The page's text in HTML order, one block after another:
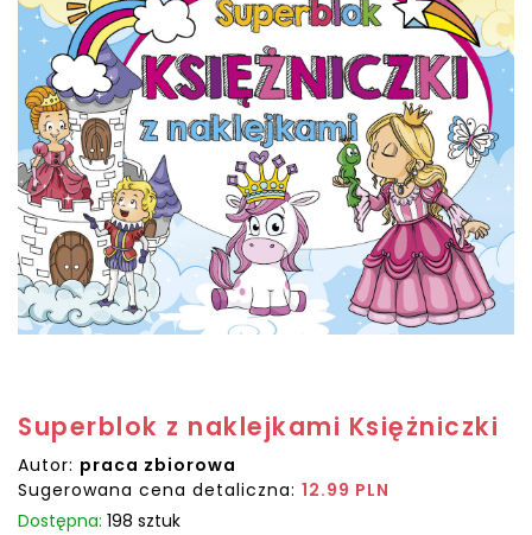
Superblok z naklejkami Księżniczki
Autor: praca zbiorowa
Sugerowana cena detaliczna: 12.99 PLN
Dostępna: 198 sztuk